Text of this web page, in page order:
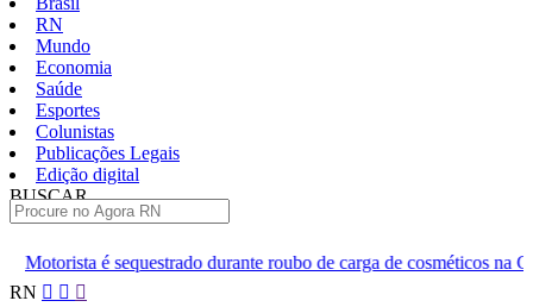
RN
Mundo
Economia
Saúde
Esportes
Colunistas
Publicações Legais
Edição digital
BUSCAR
durante roubo de carga de cosméticos na Grande Natal
Pular
RN